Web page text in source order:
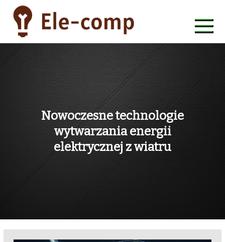
content
ele-comp
Nowoczesne technologie
wytwarzania energii
elektrycznej z wiatru